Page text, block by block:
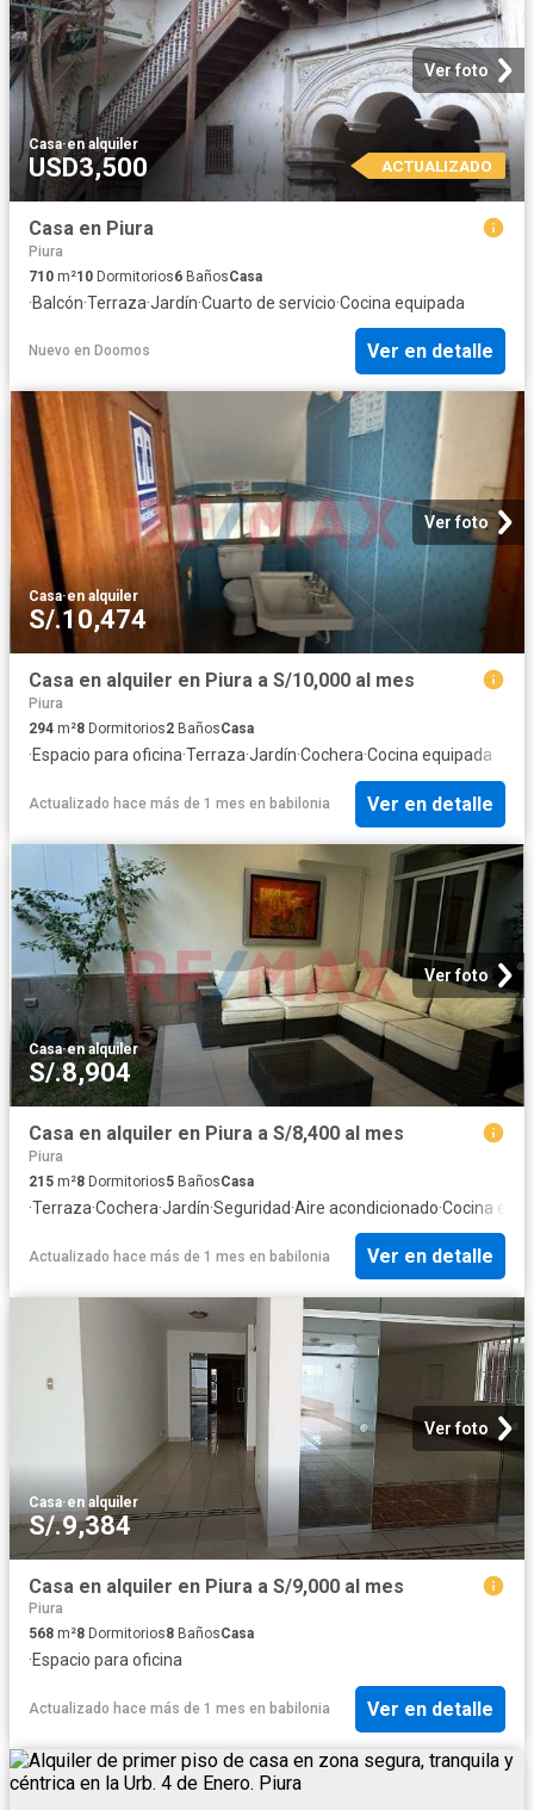
Ver foto
Casa·en alquiler
USD3,500 ACTUALIZADO
Casa en Piura
Piura
710 m²10 Dormitorios6 BañosCasa
·Balcón·Terraza·Jardín·Cuarto de servicio·Cocina equipada
Nuevo en Doomos Ver en detalle
Ver foto
Casa·en alquiler
S/.10,474
Casa en alquiler en Piura a S/10,000 al mes
Piura
294 m²8 Dormitorios2 BañosCasa
·Espacio para oficina·Terraza·Jardín·Cochera·Cocina equipada
Actualizado hace más de 1 mes en babilonia Ver en detalle
Ver foto
Casa·en alquiler
S/.8,904
Casa en alquiler en Piura a S/8,400 al mes
Piura
215 m²8 Dormitorios5 BañosCasa
·Terraza·Cochera·Jardín·Seguridad·Aire acondicionado·Cocina
Actualizado hace más de 1 mes en babilonia Ver en detalle
Ver foto
Casa·en alquiler
S/.9,384
Casa en alquiler en Piura a S/9,000 al mes
Piura
568 m²8 Dormitorios8 BañosCasa
·Espacio para oficina
Actualizado hace más de 1 mes en babilonia Ver en detalle